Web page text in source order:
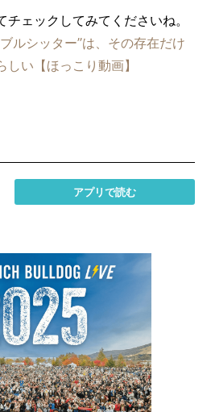
ェックしてみてくださいね。
ルシッター”は、その存在だけ
い【ほっこり動画】
アプリで読む